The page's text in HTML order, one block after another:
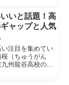
いと話題！高
ャップと人気
注目を集めてい
（ちゅうがん
州龍谷高校のエ